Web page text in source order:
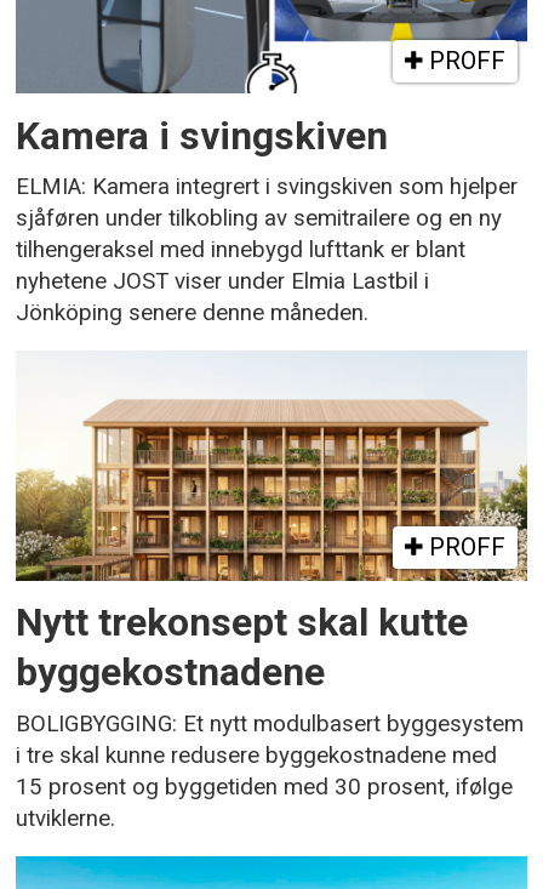
PROFF
Kamera i svingskiven
ELMIA: Kamera integrert i svingskiven som hjelper
sjåføren under tilkobling av semitrailere og en ny
tilhengeraksel med innebygd lufttank er blant
nyhetene JOST viser under Elmia Lastbil i
Jönköping senere denne måneden.
PROFF
Nytt trekonsept skal kutte
byggekostnadene
BOLIGBYGGING: Et nytt modulbasert byggesystem
i tre skal kunne redusere byggekostnadene med
15 prosent og byggetiden med 30 prosent, ifølge
utviklerne.